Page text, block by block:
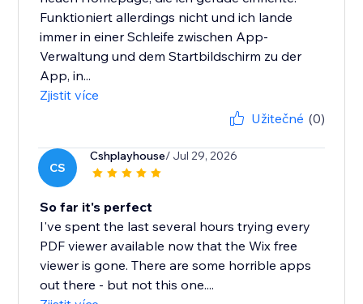
Funktioniert allerdings nicht und ich lande
immer in einer Schleife zwischen App-
Verwaltung und dem Startbildschirm zu der
App, in...
Zjistit více
Užitečné (0)
CS
Cshplayhouse/ Jul 29, 2026
So far it's perfect
I've spent the last several hours trying every
PDF viewer available now that the Wix free
viewer is gone. There are some horrible apps
out there - but not this one....